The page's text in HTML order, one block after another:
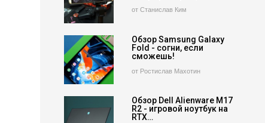
от Станислав Ким
Обзор Samsung Galaxy
Fold - согни, если
сможешь!
от Ростислав Махотин
Обзор Dell Alienware M17
R2 - игровой ноутбук на
RTX…